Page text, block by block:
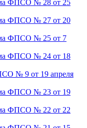
ФПСО № 28 от 25
ФПСО № 27 от 20
ФПСО № 25 от 7
ФПСО № 24 от 18
№ 9 от 19 апреля
ФПСО № 23 от 19
ФПСО № 22 от 22